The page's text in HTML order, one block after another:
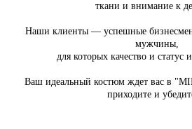
ткани и внимание к
Наши клиенты — успешные
мужчины,
для которых качество и статус
Ваш идеальный костюм ждет вас в
приходите и